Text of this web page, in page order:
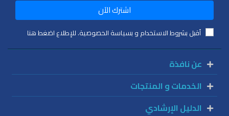
اشترك الآن
أقبل بشروط الاستخدام و بسياسة الخصوصية. للإطلاع اضغط هنا
عن نافذة
الخدمات و المنتجات
الدليل الإرشادي